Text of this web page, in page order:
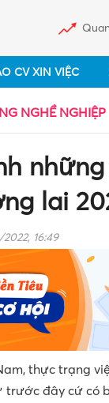
CV XIN VIỆC
NGHỀ NGHIỆP
lai
16:49
thực trạng
trước đây cứ có